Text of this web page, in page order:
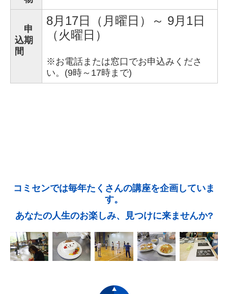
申
込期
間
8月17日（月曜日）～ 9月1日
（火曜日）
※お電話または窓口でお申込みくださ
い。(9時～17時まで)
コミセンでは毎年たくさんの講座を企画していま
す。
あなたの人生のお楽しみ、見つけに来ませんか?